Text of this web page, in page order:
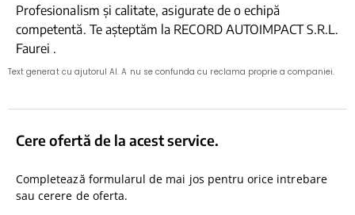
Profesionalism și calitate, asigurate de o echipă
competentă. Te așteptăm la RECORD AUTOIMPACT S.R.L.
Faurei .
Text generat cu ajutorul AI. A nu se confunda cu reclama proprie a companiei.
Cere ofertă de la acest service.
Completează formularul de mai jos pentru orice intrebare
sau cerere de oferta.